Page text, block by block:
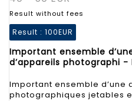
Result without fees
Result : 100EUR
Important ensemble
d’appareils photographi -
Important ensemble d’une
photographiques jetables